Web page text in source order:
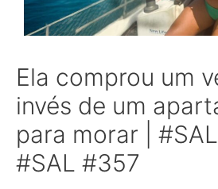
Ela comprou um
invés de um
para morar |
#SAL #357